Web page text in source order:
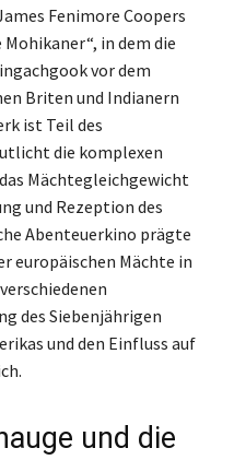
Fenimore Coopers
in dem die
vor dem
Briten und Indianern
ist Teil des
die komplexen
Mächtegleichgewicht
und Rezeption des
Abenteuerkino prägte
europäischen Mächte in
des Siebenjährigen
und den Einfluss auf
und die